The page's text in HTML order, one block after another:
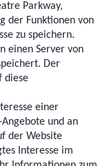
Parkway,
der Funktionen von
zu speichern.
einen Server von
Der
diese
einer
und an
der Website
Interesse im